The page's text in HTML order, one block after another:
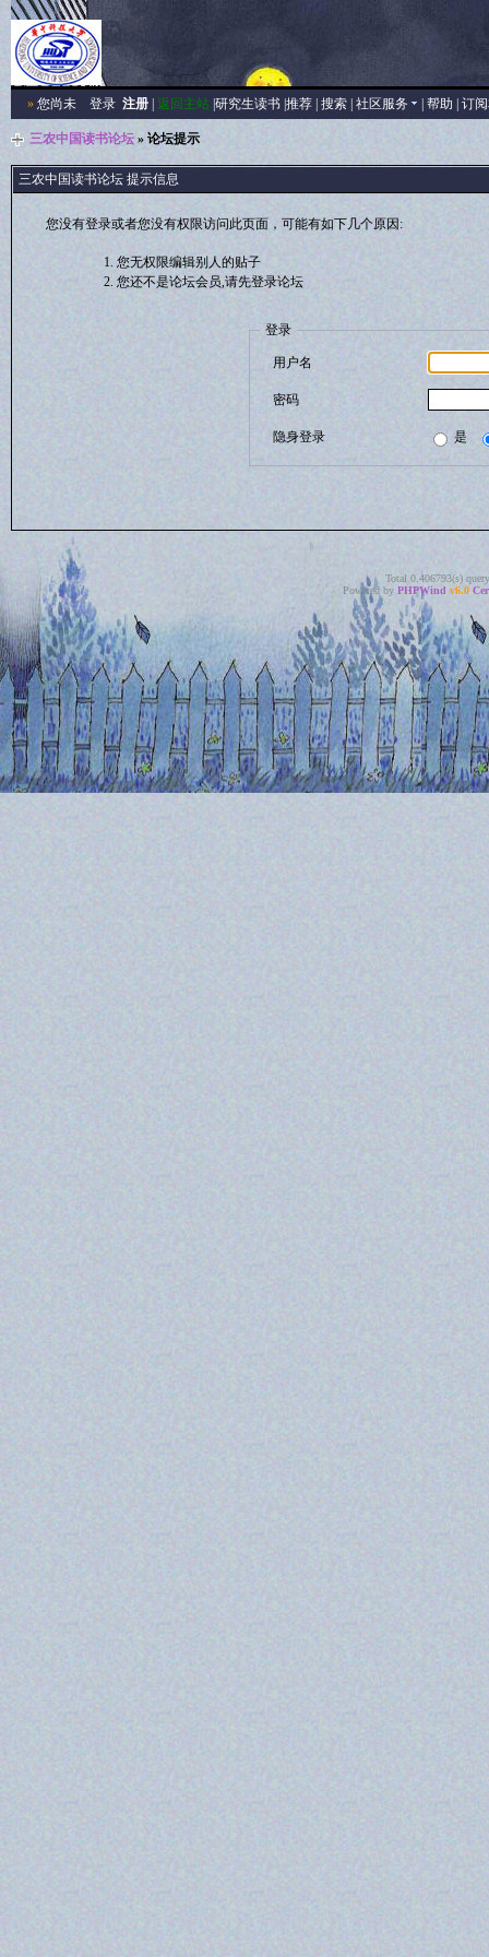
»您尚未 登录 注册| 返回主站| 研究生读书| 推荐| 搜索| 社区服务 帮助 订
三农中国读书论坛» 论坛提示
三农中国读书论坛 提示信息
您没有登录或者您没有权限访问此页面，可能有如下几个原因:
您无权限编辑别人的贴子
您还不是论坛会员,请先登录论坛
登录
用户名
密码
隐身登录 是
Total 0.406793(s)
Powered by PHPWind v6.0